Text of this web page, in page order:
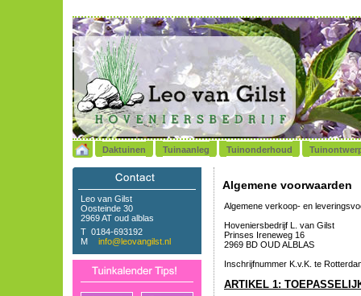
Daktuinen Tuinaanleg Tuinonderhoud
Leo van Gilst
Oosteinde 30
2969 AT oud alblas
T 0184-693192
M
info@leovangilst.nl
Algemene voorwaarden
Algemene verkoop- en
Hoveniersbedrijf L. van Gilst
Prinses Ireneweg 16
2969 BD OUD ALBLAS
Inschrijfnummer K.v.K. te
ARTIKEL 1: